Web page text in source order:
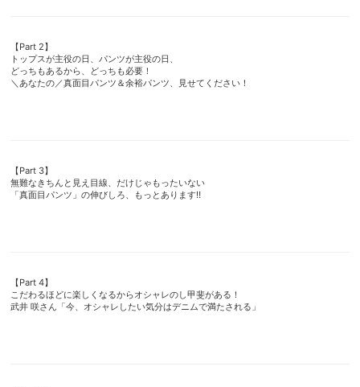
【Part 2】
トップスが主役の日、パンツが主役の日、
どっちもあるから、どっちも必要！
＼あなたの／真面目パンツ＆余裕パンツ、見せてください！
【Part 3】
無難なきちんと見え目線、だけじゃもったいない
「真面目パンツ」の伸びしろ、もっとあります‼︎
【Part 4】
こだわるほどに楽しくなるからオシャレのし甲斐がある！
武井 咲さん「今、オシャレしたい気分はデニムで満たされる」